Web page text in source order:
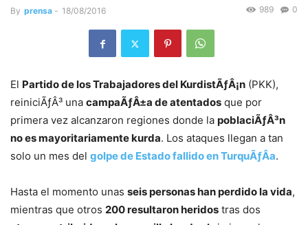
By prensa - 18/08/2016 0
989
El Partido de los Trabajadores del KurdistÃƒÂ¡n (PKK),
reiniciÃƒÂ³ una campaÃƒÂ±a de atentados que por
primera vez alcanzaron regiones donde la poblaciÃƒÂ³n
no es mayoritariamente kurda. Los ataques llegan a tan
solo un mes del golpe de Estado fallido en TurquÃƒÂ­a.
Hasta el momento unas seis personas han perdido la vida,
mientras que otros 200 resultaron heridos tras dos